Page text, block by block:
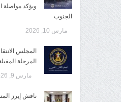
ويؤكد مواصلة
الجنوب
مارس 10, 2026
المجلس
المرحلة
مارس 9, 2026
ناقش إبرز